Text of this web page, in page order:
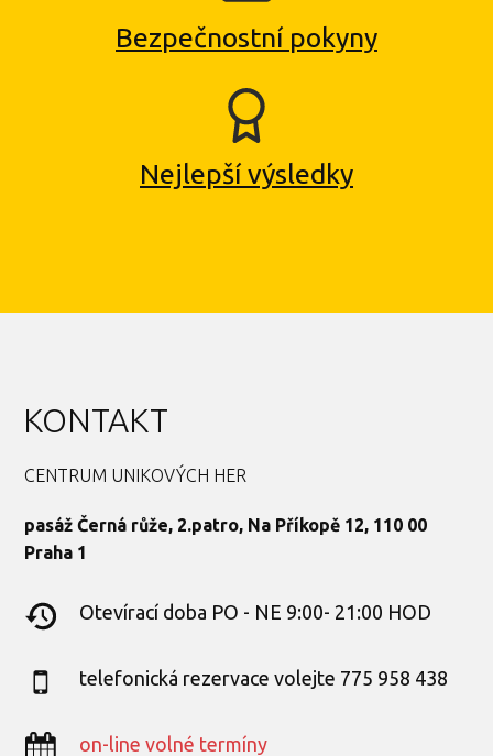
Bezpečnostní pokyny
Nejlepší výsledky
KONTAKT
CENTRUM UNIKOVÝCH HER
pasáž Černá růže, 2.patro, Na Příkopě 12, 110 00
Praha 1
Otevírací doba PO - NE 9:00- 21:00 HOD
telefonická rezervace volejte 775 958 438
on-line volné termíny